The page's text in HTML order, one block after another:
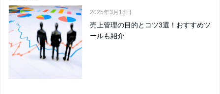
2025年3月18日
売上管理の目的とコツ3選！おすすめツ
ールも紹介